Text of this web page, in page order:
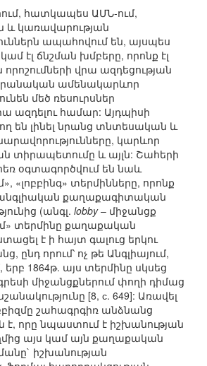
հատկապես ԱՄՆ-ում,
և կառավարության
ապահովում են, այսպես
էլ ճնշման խմբերը, որոնք էլ
վրա ազդեցության
ամենակարևոր
մեծ ռեսուրսներ
ազդելու համար: Այդպիսի
են լինել նրանց տնտեսական և
կարևոր
տիրապետումը և այլն: Շահերի
օգտագործվում են նաև
«լոբբինգ» տերմինները, որոնք
քաղաքագիտական
(անգլ. lobby– միջանցք
տերմինը քաղաքական
է ի հայտ գալուց երկու
ընդ որում՝ ոչ թե Անգլիայում,
երբ 1864թ. այս տերմինը սկսեց
միջանցքներում փողի դիմաց
[8, с. 649]: Առավել
շահագրգիռ անձնանց
է, որը նպաստում է իշխանության
այս կամ այն քաղաքական
իշխանության